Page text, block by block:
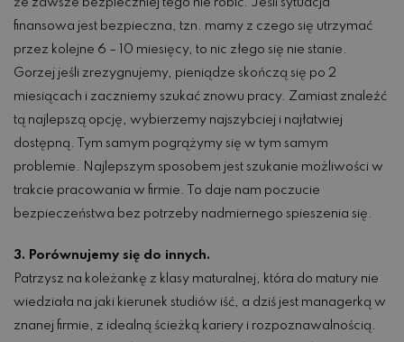
że zawsze bezpieczniej tego nie robić. Jeśli sytuacja
finansowa jest bezpieczna, tzn. mamy z czego się utrzymać
przez kolejne 6 – 10 miesięcy, to nic złego się nie stanie.
Gorzej jeśli zrezygnujemy, pieniądze skończą się po 2
miesiącach i zaczniemy szukać znowu pracy. Zamiast znaleźć
tą najlepszą opcję, wybierzemy najszybciej i najłatwiej
dostępną. Tym samym pogrążymy się w tym samym
problemie. Najlepszym sposobem jest szukanie możliwości w
trakcie pracowania w firmie. To daje nam poczucie
bezpieczeństwa bez potrzeby nadmiernego spieszenia się.
3. Porównujemy się do innych.
Patrzysz na koleżankę z klasy maturalnej, która do matury nie
wiedziała na jaki kierunek studiów iść, a dziś jest managerką w
znanej firmie, z idealną ścieżką kariery i rozpoznawalnością.